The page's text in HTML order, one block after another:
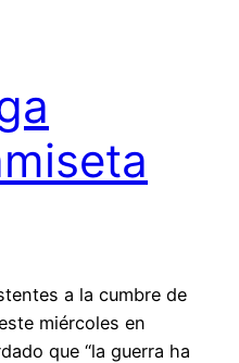
a la cumbre de
miércoles en
que “la guerra ha